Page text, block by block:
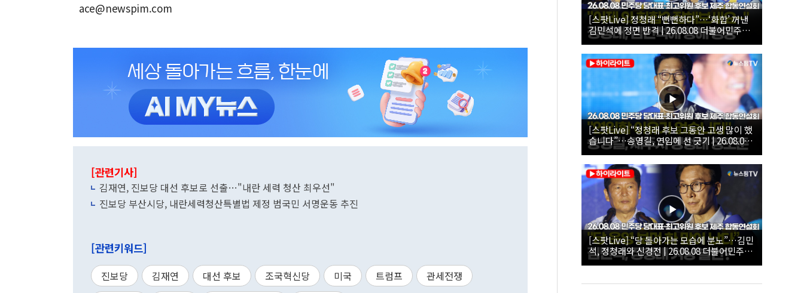
ace@newspim.com
[관련기사]
김재연, 진보당 대선 후보로 선출…"내란 세력 청산 최우선"
진보당 부산시당, 내란세력청산특별법 제정 범국민 서명운동 추진
[관련키워드]
진보당 김재연 대선 후보 조국혁신당 미국 트럼프
관세전쟁
[스팟Live] 정청래 “뻔뻔하다”…‘화합’ 꺼낸
김민석에 정면 반격 | 26.08.08 더불어민주당
당대표·최고위원 후보 제주 합동연설회
[스팟Live] “정청래 후보 그동안 고생 많이 했
습니다”…송영길, 연임에 선 긋기 | 26.08.08
더불어민주당 당대표·최고위원 후보 제주 합
동연설회
[스팟Live] “당 돌아가는 모습에 분노”…김민
석, 정청래와 신경전 | 26.08.08 더불어민주당
당대표·최고위원 후보 제주 합동연설회